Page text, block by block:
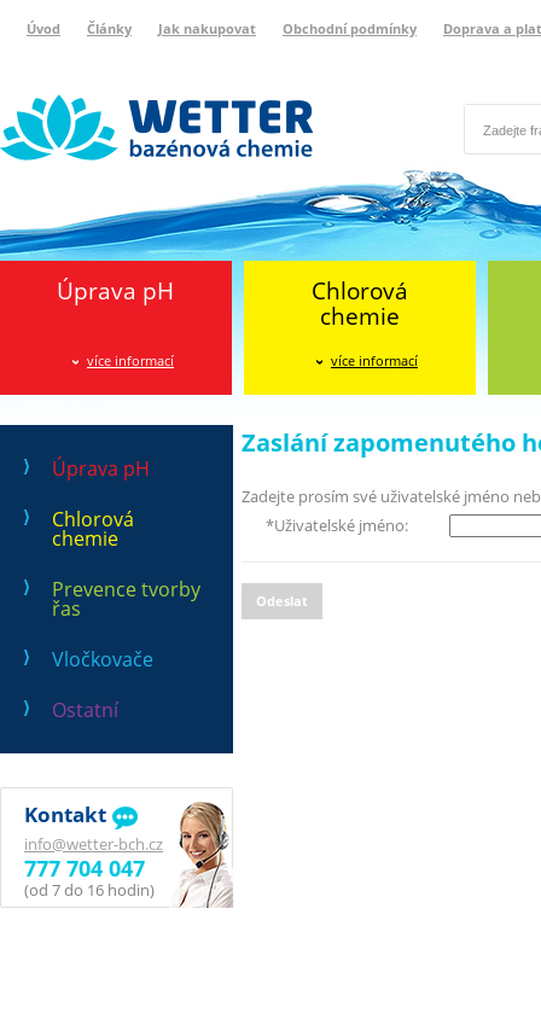
Úvod Články Jak nakupovat Obchodní podmínky Doprava a
Úprava pH
více informací
Chlorová
chemie
více informací
Úprava pH
Chlorová
chemie
Prevence tvorby
řas
Vločkovače
Ostatní
Kontakt
info@wetter-bch.cz
777 704 047
(od 7 do 16 hodin)
Zaslání zapomenutého
Zadejte prosím své uživatelské jméno
*Uživatelské jméno:
Odeslat